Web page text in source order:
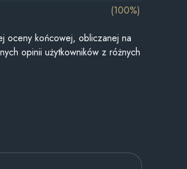
(100%)
oceny końcowej, obliczanej na
opinii użytkowników z różnych